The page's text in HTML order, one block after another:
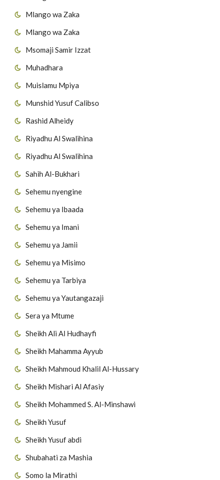
Mlango wa Zaka
Mlango wa Zaka
Msomaji Samir Izzat
Muhadhara
Muislamu Mpiya
Munshid Yusuf Calibso
Rashid Alheidy
Riyadhu Al Swalihina
Riyadhu Al Swalihina
Sahih Al-Bukhari
Sehemu nyengine
Sehemu ya Ibaada
Sehemu ya Imani
Sehemu ya Jamii
Sehemu ya Misimo
Sehemu ya Tarbiya
Sehemu ya Yautangazaji
Sera ya Mtume
Sheikh Ali Al Hudhayfi
Sheikh Mahamma Ayyub
Sheikh Mahmoud Khalil Al-Hussary
Sheikh Mishari Al Afasiy
Sheikh Mohammed S. Al-Minshawi
Sheikh Yusuf
Sheikh Yusuf abdi
Shubahati za Mashia
Somo la Mirathi